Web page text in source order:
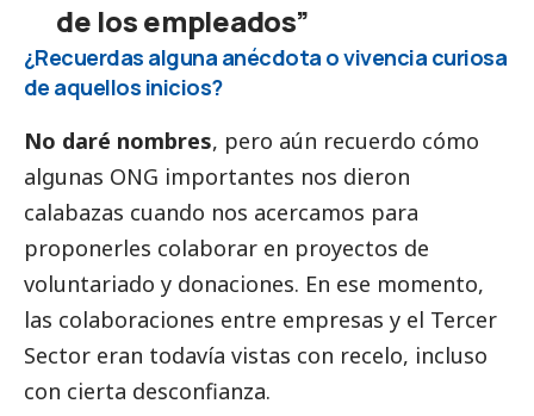
de los empleados”
¿Recuerdas alguna anécdota o vivencia curiosa
de aquellos inicios?
No daré nombres, pero aún recuerdo cómo
algunas ONG importantes nos dieron
calabazas cuando nos acercamos para
proponerles colaborar en proyectos de
voluntariado y donaciones. En ese momento,
las colaboraciones entre empresas y el Tercer
Sector eran todavía vistas con recelo, incluso
con cierta desconfianza.